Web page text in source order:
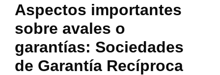
Aspectos importantes
sobre avales o
garantías: Sociedades
de Garantía Recíproca